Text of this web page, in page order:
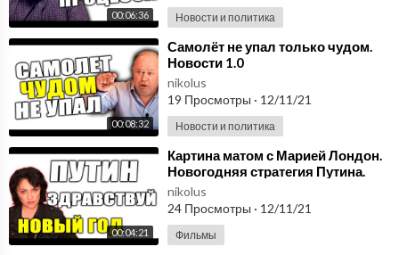
00:06:36 Новости и политика
00:08:32
⁣Самолёт не упал только чудом.
Новости 1.0
nikolus
19 Просмотры · 12/11/21
Новости и политика
00:04:21
⁣Картина матом с Марией Лондон.
Новогодняя стратегия Путина.
Новости 1.0
nikolus
24 Просмотры · 12/11/21
Фильмы